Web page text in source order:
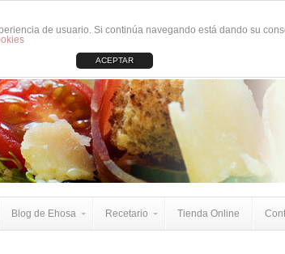
de usuario. Si continúa navegando está dando su
ACEPTAR
Blog de Ehosa Recetario Tienda Online